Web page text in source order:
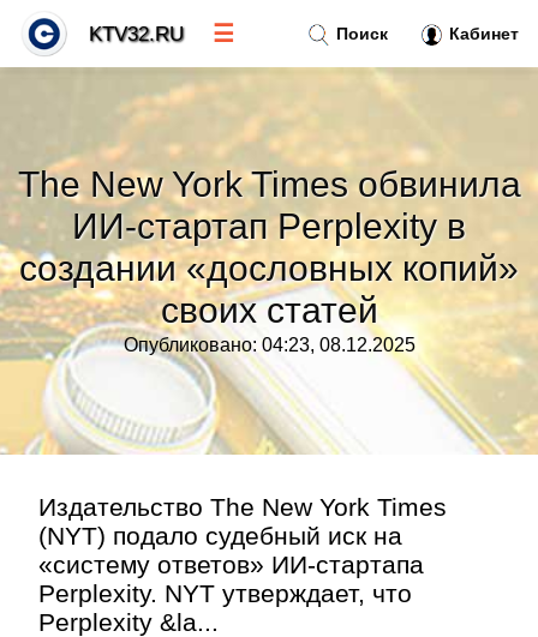
The New York Times обвинила
ИИ-стартап Perplexity в
создании «дословных копий»
своих статей
Опубликовано: 04:23, 08.12.2025
Издательство The New York Times
(NYT) подало судебный иск на
«систему ответов» ИИ-стартапа
Perplexity. NYT утверждает, что
Perplexity &la...
Поиск Кабинет
KTV32.RU ☰
Тренды новостей»
Рубрики»
Правила»
Контакт»